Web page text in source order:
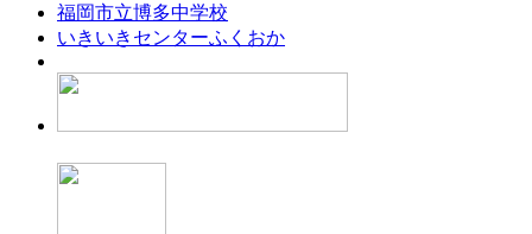
福岡市立博多中学校
いきいきセンターふくおか